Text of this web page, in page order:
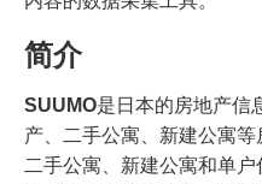
简介
SUUMO是日本的房地产信
产、二手公寓、新建公寓等
二手公寓、新建公寓和单